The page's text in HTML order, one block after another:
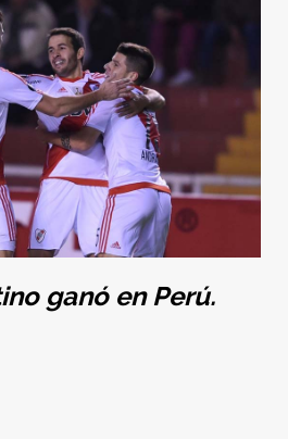
ganó en Perú.